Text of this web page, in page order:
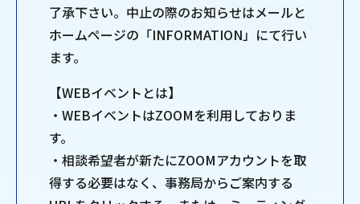
了承下さい。中止の際のお知らせはメールと
ホームページの「INFORMATION」にて行い
ます。
【WEBイベントとは】
・WEBイベントはZOOMを利用しておりま
す。
・相談希望者が新たにZOOMアカウントを取
得する必要はなく、事務局からご案内する